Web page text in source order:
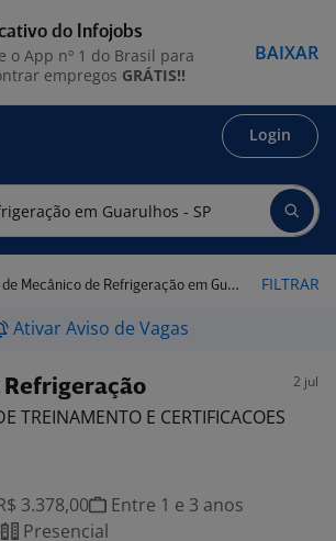
Login
de Refrigeração em Guarulhos - SP FILTRAR
Ativar Aviso de Vagas
Refrigeração 2 jul
TREINAMENTO E CERTIFICACOES
3.378,00
Entre 1 e 3 anos
Presencial
do Infojobs
o App nº 1 do Brasil para
empregos GRÁTIS!!
BAIXAR